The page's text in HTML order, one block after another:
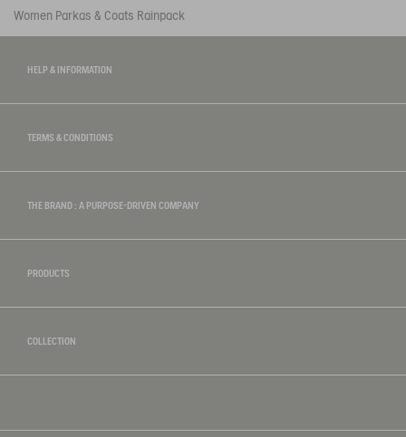
Women Parkas & Coats Rainpack
HELP & INFORMATION
TERMS & CONDITIONS
THE BRAND : A PURPOSE-DRIVEN COMPANY
PRODUCTS
COLLECTION